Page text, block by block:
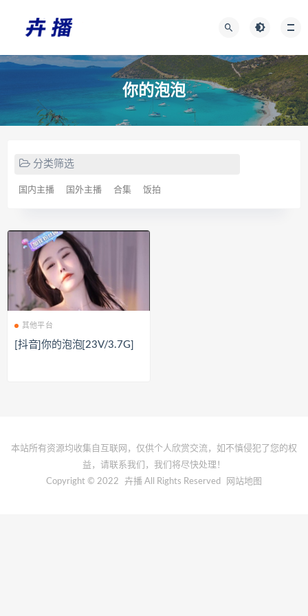
你的泡泡
分类筛选
国内主播 国外主播 合集 饭拍
其他平台
[抖音]你的泡泡[23V/3.7G]
本站所有资源均收集自互联网，仅供个人欣赏交流，如不慎侵犯了您的权
益，请联系我们，我们将尽快处理！
Copyright © 2022
卉播 All Rights Reserved 网站地图